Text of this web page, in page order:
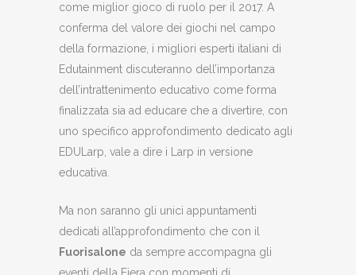
come miglior gioco di ruolo per il 2017. A
conferma del valore dei giochi nel campo
della formazione, i migliori esperti italiani di
Edutainment discuteranno dell’importanza
dell’intrattenimento educativo come forma
finalizzata sia ad educare che a divertire, con
uno specifico approfondimento dedicato agli
EDULarp, vale a dire i Larp in versione
educativa.
Ma non saranno gli unici appuntamenti
dedicati all’approfondimento che con il
Fuorisalone da sempre accompagna gli